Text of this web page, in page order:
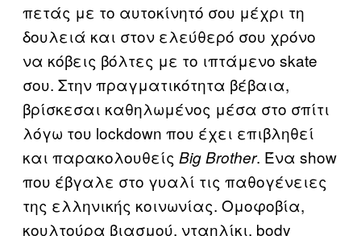
πετάς με το αυτοκίνητό σου μέχρι τη
δουλειά και στον ελεύθερό σου χρόνο
να κόβεις βόλτες με το ιπτάμενο skate
σου. Στην πραγματικότητα βέβαια,
βρίσκεσαι καθηλωμένος μέσα στο σπίτι
λόγω του lockdown που έχει επιβληθεί
και παρακολουθείς Big Brother. Ένα show
που έβγαλε στο γυαλί τις παθογένειες
της ελληνικής κοινωνίας. Ομοφοβία,
κουλτούρα βιασμού, νταηλίκι, body